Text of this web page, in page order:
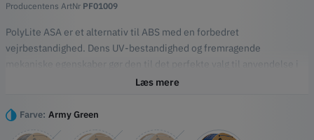
Producentens ArtNr PF01009
PolyLite ASA er et alternativ til ABS med en forbedret
vejrbestandighed. Dens UV-bestandighed og fremragende
mekaniske egenskaber gør den til det perfekte valg til anvendelse i
Modstandsdygtighed over for høje temperaturer
UV-bestandig
Læs mere
Farve: Army Green